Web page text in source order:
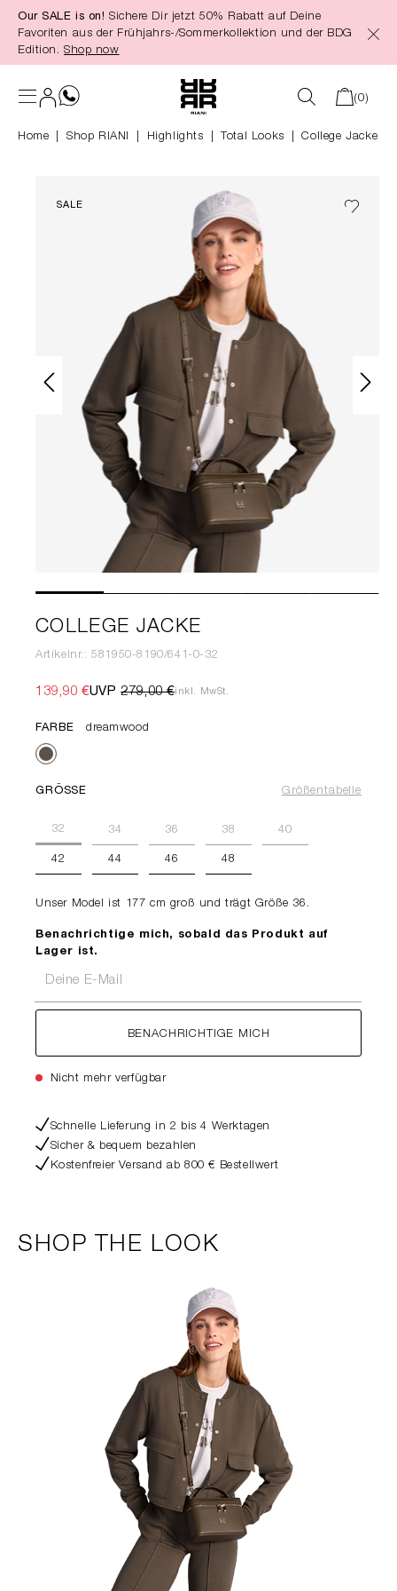
springen
Our SALE is on! Sichere Dir jetzt 50% Rabatt auf Deine
Favoriten aus der Frühjahrs-/Sommerkollektion und der BDG
Edition. Shop now
(0)
Home Shop RIANI Highlights Total Looks College Jacke
SALE
COLLEGE JACKE
Artikelnr.: 581950-8190/641-0-32
139,90 €UVP279,00 €inkl. MwSt.
FARBE dreamwood
GRÖSSE Größentabelle
32 34 36 38 40
42 44 46 48
Unser Model ist 177 cm groß und trägt Größe 36.
Benachrichtige mich, sobald das Produkt auf
Lager ist.
BENACHRICHTIGE MICH
Nicht mehr verfügbar
Schnelle Lieferung in 2 bis 4 Werktagen
Sicher & bequem bezahlen
Kostenfreier Versand ab 800 € Bestellwert
SHOP THE LOOK